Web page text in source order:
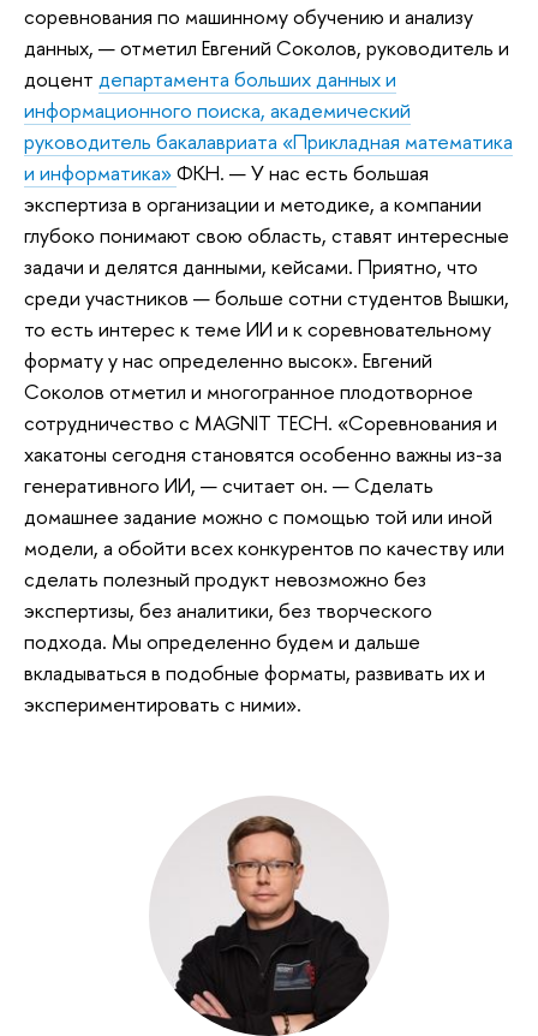
соревнования по машинному обучению и анализу
данных, — отметил Евгений Соколов, руководитель и
доцент департамента больших данных и
информационного поиска, академический
руководитель бакалавриата «Прикладная математика
и информатика»ФКН. — У нас есть большая
экспертиза в организации и методике, а компании
глубоко понимают свою область, ставят интересные
задачи и делятся данными, кейсами. Приятно, что
среди участников — больше сотни студентов Вышки,
то есть интерес к теме ИИ и к соревновательному
формату у нас определенно высок». Евгений
Соколов отметил и многогранное плодотворное
сотрудничество с MAGNIT TECH. «Соревнования и
хакатоны сегодня становятся особенно важны из-за
генеративного ИИ, — считает он. — Сделать
домашнее задание можно с помощью той или иной
модели, а обойти всех конкурентов по качеству или
сделать полезный продукт невозможно без
экспертизы, без аналитики, без творческого
подхода. Мы определенно будем и дальше
вкладываться в подобные форматы, развивать их и
экспериментировать с ними».